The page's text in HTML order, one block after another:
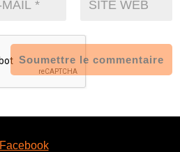
Soumettre le commentaire
Facebook